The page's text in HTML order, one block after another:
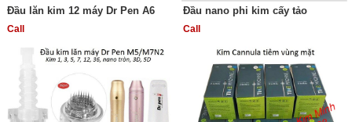
Đầu lăn kim 12 máy Dr Pen A6
Call
Đầu nano phi kim cấy tảo
Call